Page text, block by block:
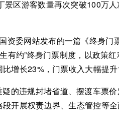
景区游客数量再次突破100万
资委网站发布的一篇《终身
有约”终身门票制度，以政策
增长23%，门票收入大幅提升
的违规封堵省道、摆渡车票
开展权责边界、生态管控等